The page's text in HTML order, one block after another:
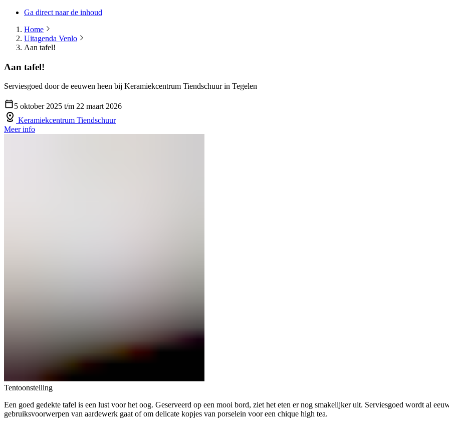
Ga direct naar de inhoud
Home
Uitagenda Venlo
Aan tafel!
Aan tafel!
Serviesgoed door de eeuwen heen bij Keramiekcentrum Tiendschuur in Tegelen
5 oktober 2025 t/m 22 maart 2026
Keramiekcentrum Tiendschuur
Meer info
Tentoonstelling
Een goed gedekte tafel is een lust voor het oog. Geserveerd op een mooi bord, ziet het eten er nog smakelijker uit. Serviesgoed wordt al
gebruiksvoorwerpen van aardewerk gaat of om delicate kopjes van porselein voor een chique high tea.